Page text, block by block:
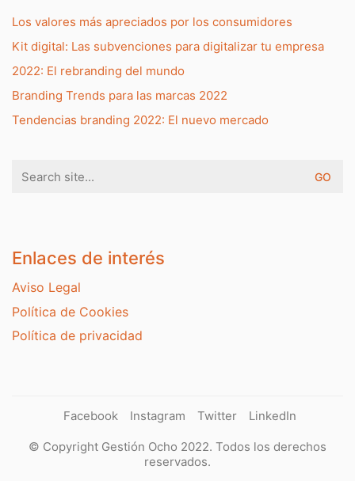
Los valores más apreciados por los consumidores
Kit digital: Las subvenciones para digitalizar tu empresa
2022: El rebranding del mundo
Branding Trends para las marcas 2022
Tendencias branding 2022: El nuevo mercado
for:
Enlaces de interés
Aviso Legal
Política de Cookies
Política de privacidad
Facebook Instagram Twitter LinkedIn
© Copyright Gestión Ocho 2022. Todos los derechos
reservados.